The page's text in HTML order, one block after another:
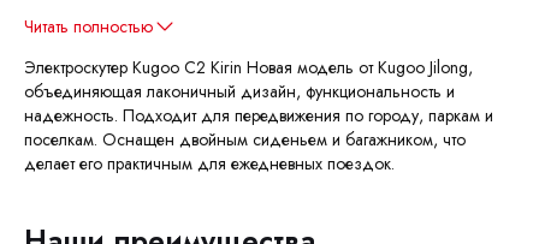
Читать полностью
​Электроскутер Kugoo C2 Kirin Новая модель от Kugoo Jilong,
объединяющая лаконичный дизайн, функциональность и
надежность. Подходит для передвижения по городу, паркам и
поселкам. Оснащен двойным сиденьем и багажником, что
делает его практичным для ежедневных поездок.